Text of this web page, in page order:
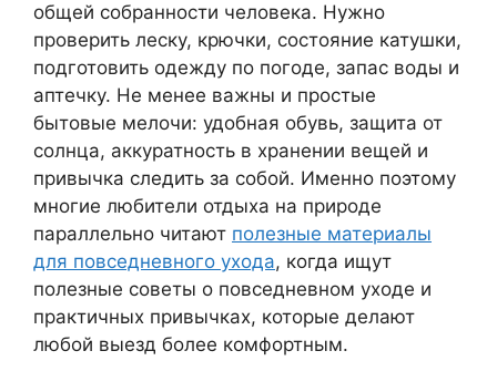
общей собранности человека. Нужно
проверить леску, крючки, состояние катушки,
подготовить одежду по погоде, запас воды и
аптечку. Не менее важны и простые
бытовые мелочи: удобная обувь, защита от
солнца, аккуратность в хранении вещей и
привычка следить за собой. Именно поэтому
многие любители отдыха на природе
параллельно читают полезные материалы
для повседневного ухода, когда ищут
полезные советы о повседневном уходе и
практичных привычках, которые делают
любой выезд более комфортным.